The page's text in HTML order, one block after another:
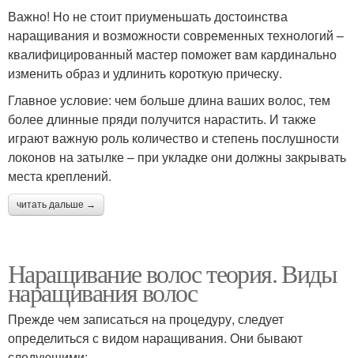
Важно! Но не стоит приуменьшать достоинства
наращивания и возможности современных технологий –
квалифицированный мастер поможет вам кардинально
изменить образ и удлинить короткую прическу.
Главное условие: чем больше длина ваших волос, тем
более длинные пряди получится нарастить. И также
играют важную роль количество и степень послушности
локонов на затылке – при укладке они должны закрывать
места креплений.
читать дальше →
Наращивание волос теория. Виды
наращивания волос
Прежде чем записаться на процедуру, следует
определиться с видом наращивания. Они бывают